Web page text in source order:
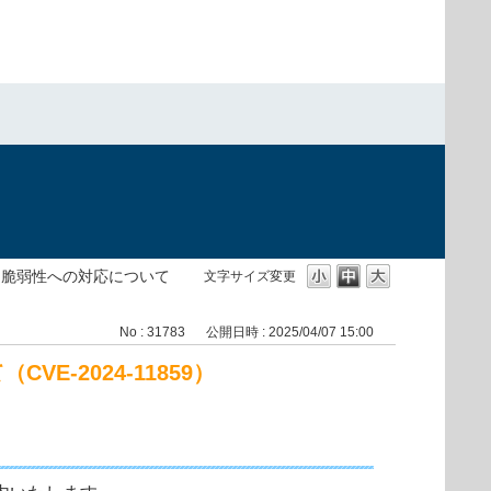
文字サイズ変更
弱性への対応について
No : 31783 公開日時 : 2025/04/07 15:00
CVE-2024-11859）